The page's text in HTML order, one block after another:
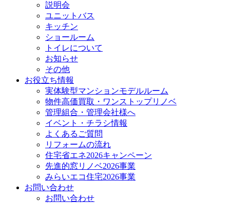
説明会
ユニットバス
キッチン
ショールーム
トイレについて
お知らせ
その他
お役立ち情報
実体験型マンションモデルルーム
物件高価買取・ワンストップリノベ
管理組合・管理会社様へ
イベント・チラシ情報
よくあるご質問
リフォームの流れ
住宅省エネ2026キャンペーン
先進的窓リノベ2026事業
みらいエコ住宅2026事業
お問い合わせ
お問い合わせ